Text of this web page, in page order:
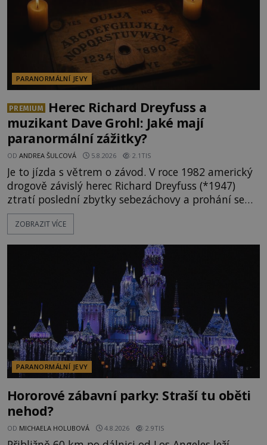
PARANORMÁLNÍ JEVY
PREMIUM
Herec Richard Dreyfuss a
muzikant Dave Grohl: Jaké mají
paranormální zážitky?
OD ANDREA ŠULCOVÁ 5.8.2026 2.1TIS
Je to jízda s větrem o závod. V roce 1982 americký
drogově závislý herec Richard Dreyfuss (*1947)
ztratí poslední zbytky sebezáchovy a prohání se
po silnicích ve svém mercedesu jako utržený ze
řetězu. Vše vyvrcholí katastrofou, když to Dreyfuss
následně nalezne schovaný kokain. Tímto
momentem se slavnému
ZOBRAZIT VÍCE
PARANORMÁLNÍ JEVY
Hororové zábavní parky: Straší tu oběti
nehod?
OD MICHAELA HOLUBOVÁ 4.8.2026 2.9TIS